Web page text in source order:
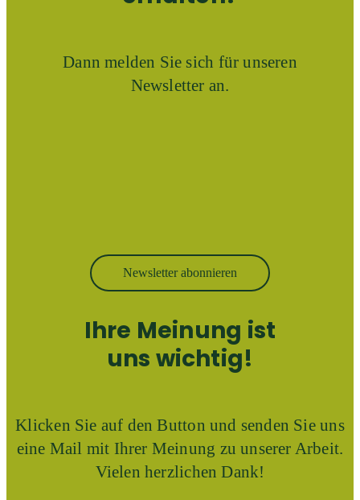
Dann melden Sie sich für unseren
Newsletter an.
Newsletter abonnieren
Ihre Meinung ist
uns wichtig!
Klicken Sie auf den Button und senden Sie uns
eine Mail mit Ihrer Meinung zu unserer Arbeit.
Vielen herzlichen Dank!